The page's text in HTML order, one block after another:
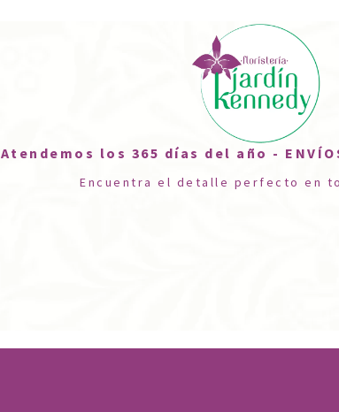
Atendemos los 365 días del año - ENVÍOS
Encuentra el detalle perfecto en